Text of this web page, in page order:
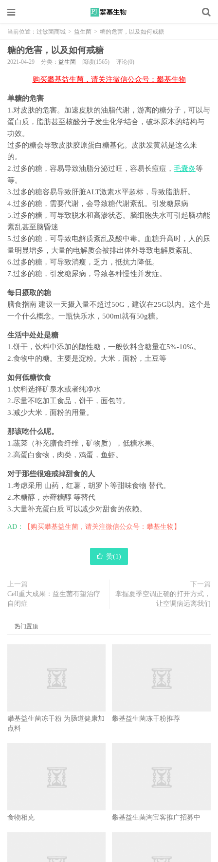
当前位置： 过敏菌商城 > 益生菌 > 糖的危害，以及如何戒糖
糖的危害，以及如何戒糖
2021-04-29 分类： 益生菌 阅读(1565) 评论(0)
购买攀基益生菌，请关注微信公众号：攀基生物
单糖的危害
1.对皮肤的危害。加速皮肤的油脂代谢，游离的糖分子，可以与
蛋白质，脂肪甚至核酸分子发生化学结合，破坏原本的结构与
功效。
过多的糖会导致皮肤胶原蛋白糖基化。皮肤发黄就是这么来
的。
2.过多的糖，容易导致油脂分泌过旺，容易长痘痘， 毛囊炎等
等。
3.过多的糖容易导致肝脏ALT激素水平超标，导致脂肪肝。
4.过多的糖，需要代谢，会导致糖代谢紊乱。引发糖尿病
5.过多的糖，可导致脱水和高渗状态。脑细胞失水可引起脑功能
紊乱甚至脑昏迷
5.过多的糖，可导致电解质紊乱及酸中毒。血糖升高时，人的尿
量明显增多，大量的电解质会被排出体外导致电解质紊乱。
6.过多的糖，可导致消瘦，乏力，抵抗力降低。
7.过多的糖，引发糖尿病，导致各种慢性并发症。
每日摄取的糖
膳食指南 建议一天摄入量不超过50G，建议在25G以内。这个是
一个什么概念。一瓶快乐水，500ml就有50g糖。
生活中处处是糖
1.饼干，饮料中添加的隐性糖，一般饮料含糖量在5%-10%。
2.食物中的糖。主要是淀粉。大米，面粉，土豆等
如何低糖饮食
1.饮料选择矿泉水或者纯净水
2.尽量不吃加工食品，饼干，面包等。
3.减少大米，面粉的用量。
那该吃什么呢。
1.蔬菜（补充膳食纤维，矿物质），低糖水果。
2.高蛋白食物，肉类，鸡蛋，鱼虾。
对于那些很难戒掉甜食的人
1.考虑采用 山药，红薯，胡罗卜等甜味食物 替代。
2.木糖醇，赤藓糖醇 等替代
3.大量补充蛋白质 可以减少对甜食的依赖。
AD： 【购买攀基益生菌，请关注微信公众号：攀基生物】
赞(1)
上一篇
Cell重大成果：益生菌有望治疗
自闭症
下一篇
掌握夏季空调正确的打开方式，
让空调病远离我们
热门置顶
攀基益生菌冻干粉 为肠道健康加
点料
攀基益生菌冻干粉推荐
食物相克 攀基益生菌淘宝客推广招募中